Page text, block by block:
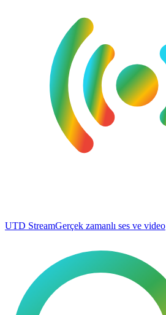
UTD StreamGerçek zamanlı ses ve video